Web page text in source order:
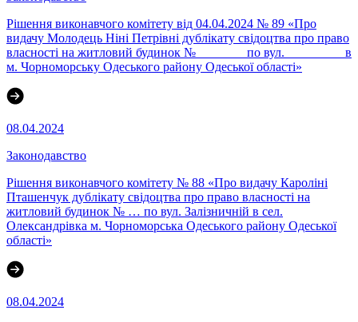
Рішення виконавчого комітету від 04.04.2024 № 89 «Про
видачу Молодець Ніні Петрівні дублікату свідоцтва про право
власності на житловий будинок № _______ по вул. _________в
м. Чорноморську Одеського району Одеської області»
08.04.2024
Законодавство
Рішення виконавчого комітету № 88 «Про видачу Кароліні
Пташенчук дублікату свідоцтва про право власності на
житловий будинок № … по вул. Залізничній в сел.
Олександрівка м. Чорноморська Одеського району Одеської
області»
08.04.2024